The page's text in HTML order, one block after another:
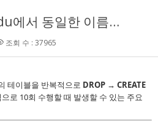
CREATE → INSERT하는 로직을 2분 간격으로 10회 수행할 때 발생할 수 있는 주요 이슈
조회 수 : 37965
테이블을 반복적으로 DROP → CREATE
로 10회 수행할 때 발생할 수 있는 주요